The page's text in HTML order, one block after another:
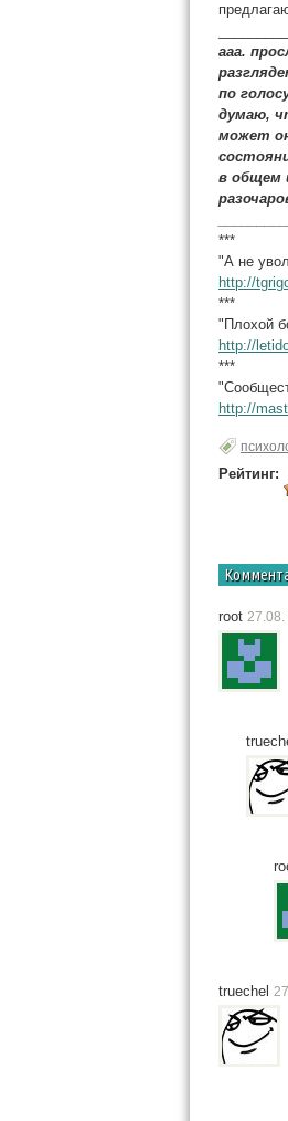
ааа.
по
думаю,
может
в общем
***
"А не
http://
***
"Плохой
http://
***
http://
Рейтинг:
root 27.08.
truechel